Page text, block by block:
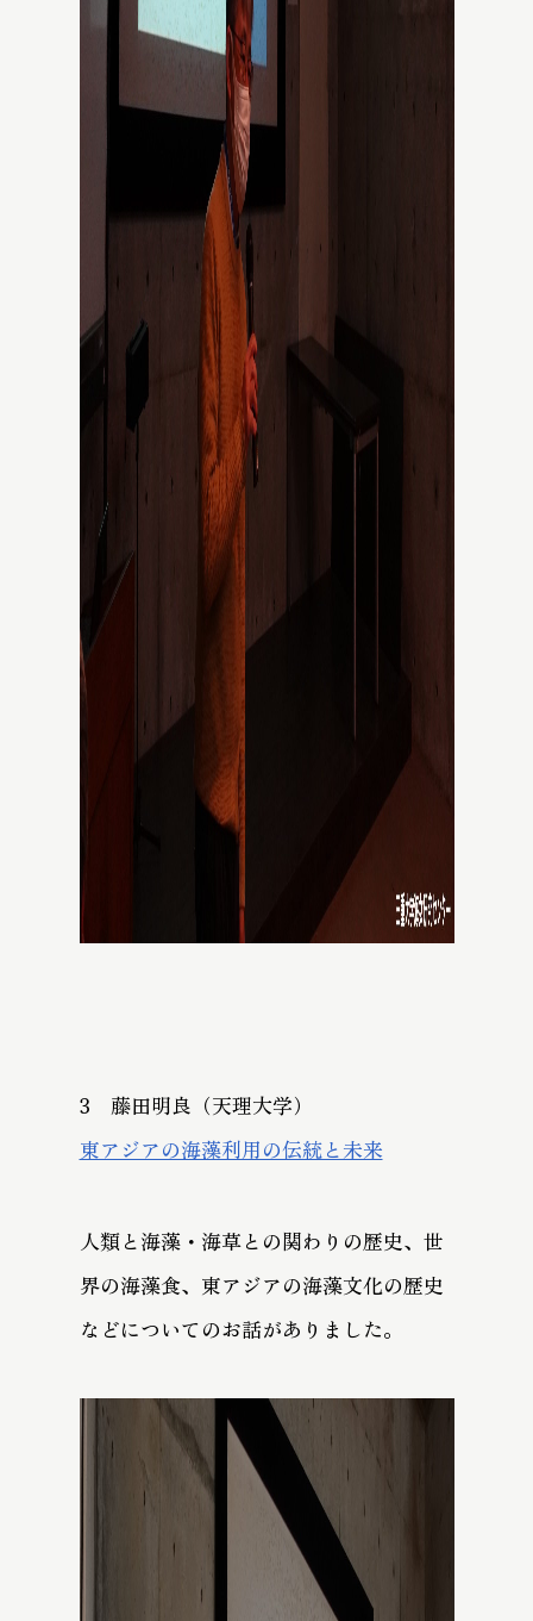
3 藤田明良（天理大学）
東アジアの海藻利用の伝統と未来
人類と海藻・海草との関わりの歴史、世
界の海藻食、東アジアの海藻文化の歴史
などについてのお話がありました。